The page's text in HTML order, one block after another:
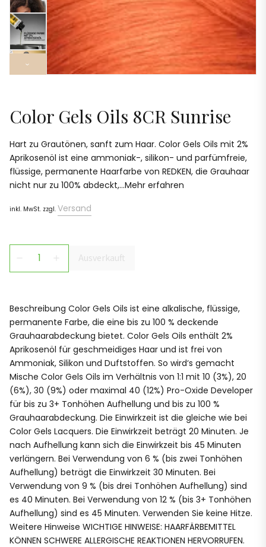
›
Color Gels Oils 8CR Sunrise
Hart zu Grautönen, sanft zum Haar. Color Gels Oils mit 2%
Aprikosenöl ist eine ammoniak-, silikon- und parfümfreie,
flüssige, permanente Haarfarbe von REDKEN, die Grauhaar
nicht nur zu 100% abdeckt,...Mehr erfahren
inkl. MwSt. zzgl. Versand
Ausverkauft
Beschreibung Color Gels Oils ist eine alkalische, flüssige,
permanente Farbe, die eine bis zu 100 % deckende
Grauhaarabdeckung bietet. Color Gels Oils enthält 2%
Aprikosenöl für geschmeidiges Haar und ist frei von
Ammoniak, Silikon und Duftstoffen. So wird‘s gemacht
Mische Color Gels Oils im Verhältnis von 1:1 mit 10 (3%), 20
(6%), 30 (9%) oder maximal 40 (12%) Pro-Oxide Developer
für bis zu 3+ Tonhöhen Aufhellung und bis zu 100 %
Grauhaarabdeckung. Die Einwirkzeit ist die gleiche wie bei
Color Gels Lacquers. Die Einwirkzeit beträgt 20 Minuten. Je
nach Aufhellung kann sich die Einwirkzeit bis 45 Minuten
verlängern. Bei Verwendung von 6 % (bis zwei Tonhöhen
Aufhellung) beträgt die Einwirkzeit 30 Minuten. Bei
Verwendung von 9 % (bis drei Tonhöhen Aufhellung) sind
es 40 Minuten. Bei Verwendung von 12 % (bis 3+ Tonhöhen
Aufhellung) sind es 45 Minuten. Verwenden Sie keine Hitze.
Weitere Hinweise WICHTIGE HINWEISE: HAARFÄRBEMITTEL
KÖNNEN SCHWERE ALLERGISCHE REAKTIONEN HERVORRUFEN.